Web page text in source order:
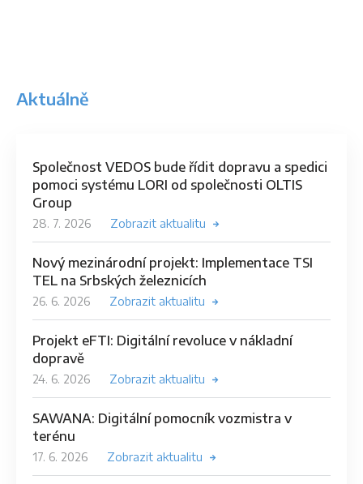
Aktuálně
Společnost VEDOS bude řídit dopravu a spedici
pomoci systému LORI od společnosti OLTIS
Group
28. 7. 2026 Zobrazit aktualitu
Nový mezinárodní projekt: Implementace TSI
TEL na Srbských železnicích
26. 6. 2026 Zobrazit aktualitu
Projekt eFTI: Digitální revoluce v nákladní
dopravě
24. 6. 2026 Zobrazit aktualitu
SAWANA: Digitální pomocník vozmistra v
terénu
17. 6. 2026 Zobrazit aktualitu